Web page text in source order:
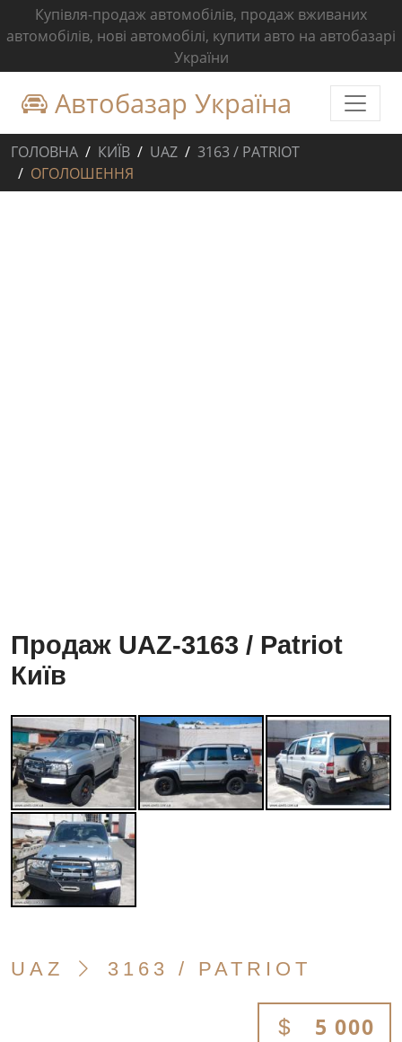
Купівля-продаж автомобілів, продаж вживаних
автомобілів, нові автомобілі, купити авто на автобазарі
України
Автобазар Україна
ГОЛОВНА КИЇВ UAZ
3163 / PATRIOT
ОГОЛОШЕННЯ
Продаж UAZ-3163 / Patriot
Київ
UAZ 3163 / PATRIOT
5 000